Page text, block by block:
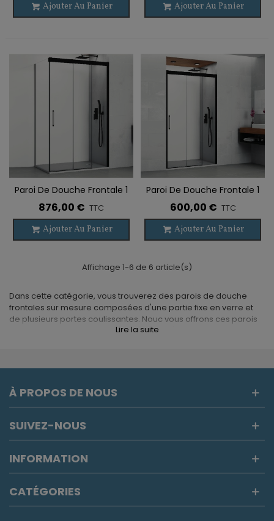
Ajouter Au Panier
Ajouter Au Panier
Paroi De Douche Frontale 1
VF + 2 PC + Latéral TRIO
NOIR
876,00 € TTC
Ajouter Au Panier
Paroi De Douche Frontale 1
VF + 2 PC TRIO NOIR
600,00 € TTC
Ajouter Au Panier
Affichage 1-6 de 6 article(s)
Dans cette catégorie, vous trouverez des parois de douche
frontales sur mesure composées d'une partie fixe en verre et
de plusieurs portes coulissantes. Nouc vous offrons ces parois
toujours avec le meilleur rapport qualité / prix du marché et
esthétique. Trouvez les parois de douche frontales avec 2 ou 3
Asealia.
Lire la suite
À PROPOS DE NOUS
SUIVEZ-NOUS
INFORMATION
CATÉGORIES